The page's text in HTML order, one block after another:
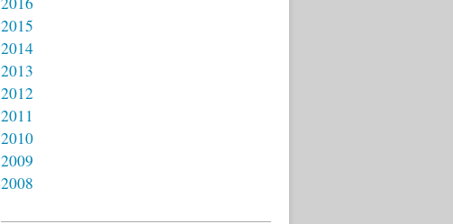
2015
2014
2013
2012
2011
2010
2009
2008